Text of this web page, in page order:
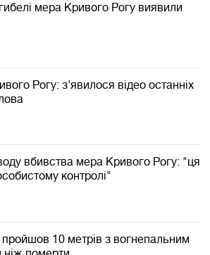
мера Кривого Рогу виявили
Рогу: з'явилося відео останніх
вбивства мера Кривого Рогу: "ця
контролі"
10 метрів з вогнепальним